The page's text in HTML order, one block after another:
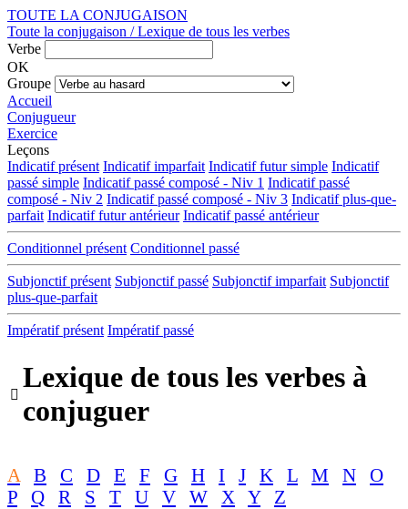
TOUTE LA CONJUGAISON
Toute la conjugaison / Lexique de tous les verbes
Verbe
OK
Groupe
Accueil
Conjugueur
Exercice
Leçons
Indicatif présent Indicatif imparfait Indicatif futur simple Indicatif
passé simple Indicatif passé composé - Niv 1 Indicatif passé
composé - Niv 2 Indicatif passé composé - Niv 3 Indicatif plus-que-
parfait Indicatif futur antérieur Indicatif passé antérieur
Conditionnel présent Conditionnel passé
Subjonctif présent Subjonctif passé Subjonctif imparfait Subjonctif
plus-que-parfait
Impératif présent Impératif passé

Lexique de tous les verbes à
conjuguer
A B C D E F G H I J K L M N
O
P
Q R S T U V W X Y Z